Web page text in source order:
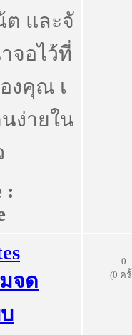
ต และจั
จอไว้ที่
งคุณ เ
ง่ายใน
:
จด
0
(0 ค